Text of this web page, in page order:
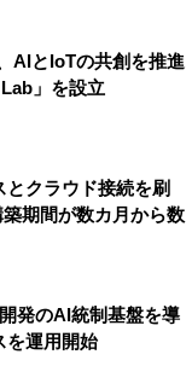
AIとIoTの共創を推進
」を設立
クラウド接続を刷
期間が数カ月から数
発のAI統制基盤を導
を運用開始